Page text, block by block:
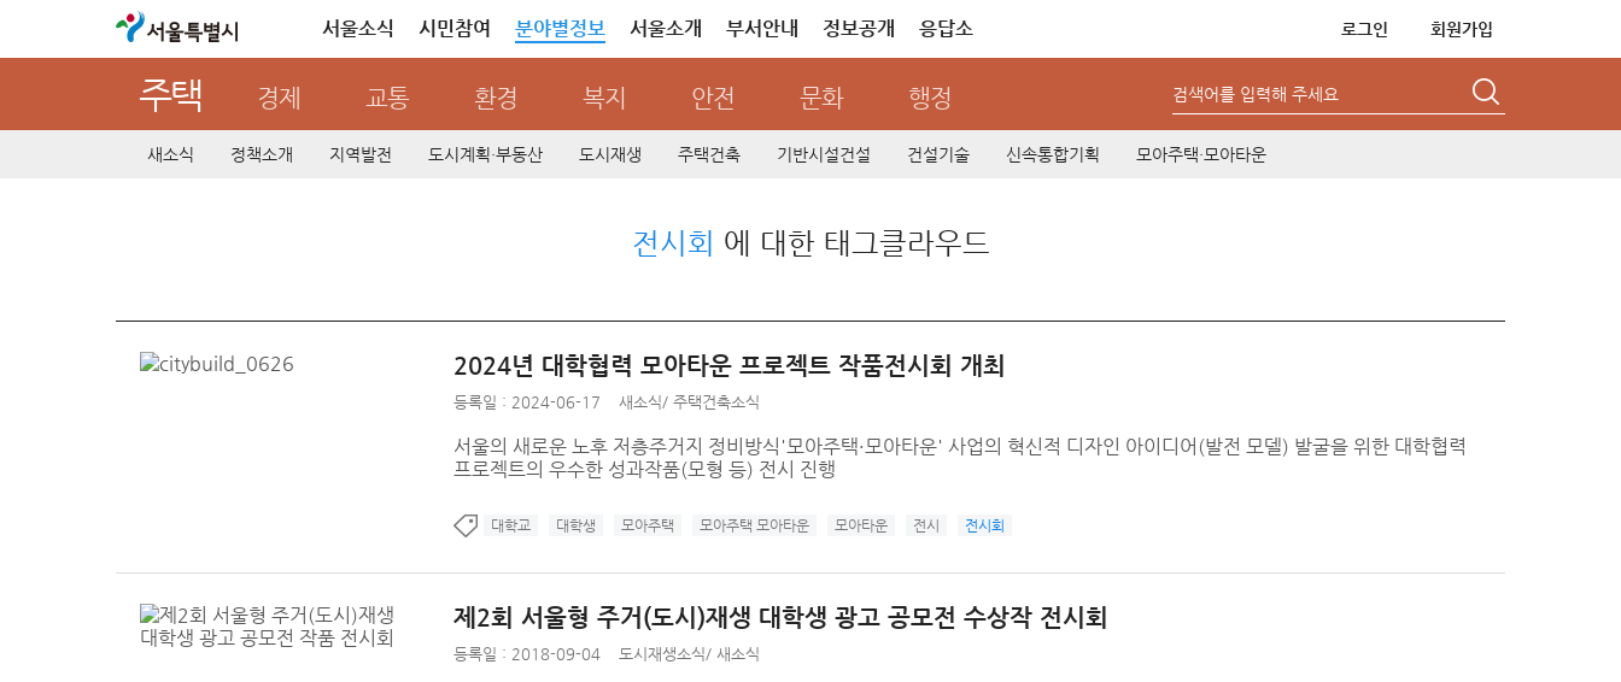
서울특별시 서울소식 시민참여 분야별정보 서울소개 부서안내 정보공개 응답소 로그인 회원가입
주택 경제 교통 환경 복지 안전 문화 행정 검색어를 입력해 주세요
새소식 정책소개 지역발전 도시계획·부동산 도시재생 주택건축 기반시설건설 건설기술 신속통합기획 모아주택·모아타운
전시회 에 대한 태그클라우드
2024년 대학협력 모아타운 프로젝트 작품전시회 개최
등록일 : 2024-06-17 새소식/ 주택건축소식
서울의 새로운 노후 저층주거지 정비방식'모아주택·모아타운' 사업의 혁신적 디자인 아이디어(발전 모델) 발굴을 위한 대학협력
프로젝트의 우수한 성과작품(모형 등) 전시 진행
대학교 대학생 모아주택 모아주택 모아타운 모아타운 전시 전시회
제2회 서울형 주거(도시)재생 대학생 광고 공모전 수상작 전시회
등록일 : 2018-09-04 도시재생소식/ 새소식